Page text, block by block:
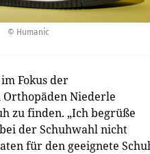
© Humanic
Fokus der
Niederle
zu finden. „Ich begrüße
der Schuhwahl nicht
für den geeignete